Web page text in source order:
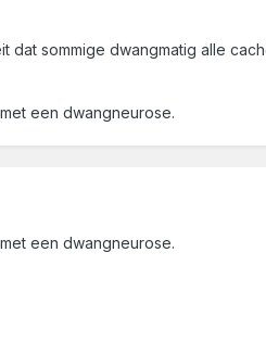
sommige dwangmatig alle
een dwangneurose.
een dwangneurose.